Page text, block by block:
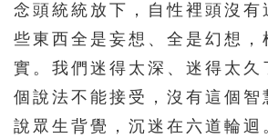
念頭統統放下，自性裡頭沒有
些東西全是妄想、全是幻想，
實。我們迷得太深、迷得太久
個說法不能接受，沒有這個智
說眾生背覺，沉迷在六道輪迴